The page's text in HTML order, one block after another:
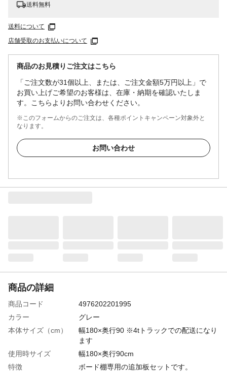
送料無料
送料について
店舗受取のお支払いについて
商品のお見積りご注文はこちら
「ご注文数が31個以上、または、ご注文金額5万円以上」で
お買い上げご希望のお客様は、在庫・納期を確認いたしま
す。こちらよりお問い合わせください。
※このフォームからのご注文は、各種ポイントキャンペーン対象外と
なります。
お問い合わせ
商品の詳細
商品コード
4976202201995
カラー
グレー
本体サイズ（cm）
幅180×奥行90 ※4tトラックでの配送になり
ます
使用時サイズ
幅180×奥行90cm
特徴
ボード棚専用の追加板セットです。